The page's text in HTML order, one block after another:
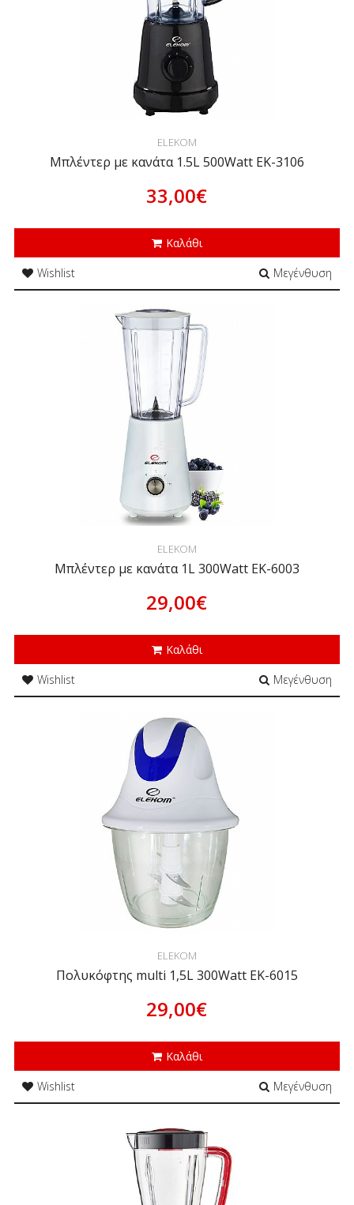
ELEKOM
Μπλέντερ με κανάτα 1.5L 500Watt EK-3106
33,00€
Καλάθι
Wishlist
Μεγένθυση
ELEKOM
Μπλέντερ με κανάτα 1L 300Watt EK-6003
29,00€
Καλάθι
Wishlist
Μεγένθυση
ELEKOM
Πολυκόφτης multi 1,5L 300Watt EK-6015
29,00€
Καλάθι
Wishlist
Μεγένθυση